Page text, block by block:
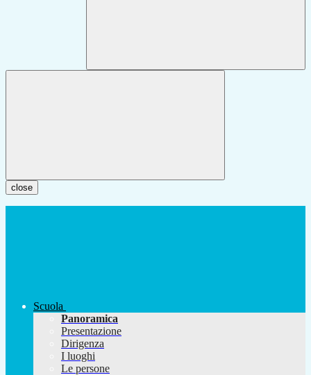
close
Scuola
Panoramica
Presentazione
Dirigenza
I luoghi
Le persone